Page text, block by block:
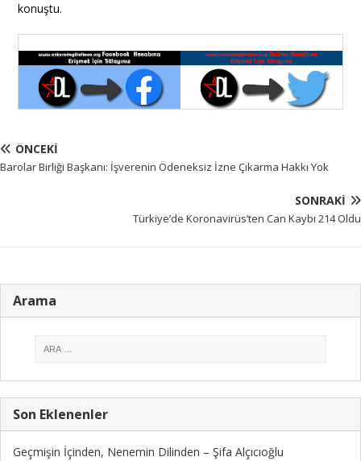
konuştu.
ÖNCEKI
Barolar Birliği Başkanı: İşverenin Ödeneksiz İzne Çıkarma Hakkı Yok
SONRAKI
Türkiye’de Koronavirüs’ten Can Kaybı 214 Oldu
Arama
Son Eklenenler
Geçmişin İçinden, Nenemin Dilinden – Şifa Alçıcıoğlu